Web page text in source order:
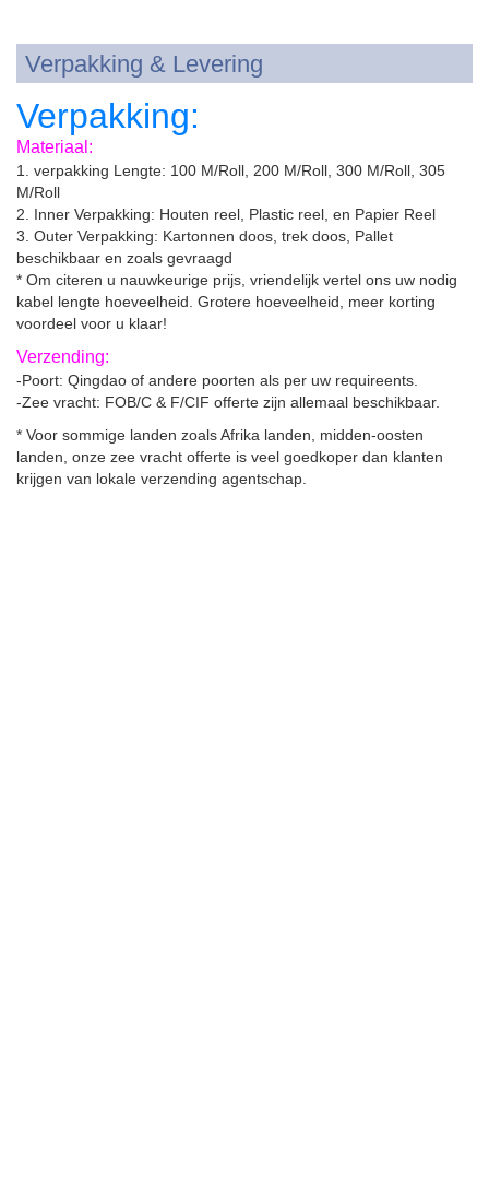
Verpakking & Levering
Verpakking:
Materiaal:
1. verpakking Lengte: 100 M/Roll, 200 M/Roll, 300 M/Roll, 305
M/Roll
2. Inner Verpakking: Houten reel, Plastic reel, en Papier Reel
3. Outer Verpakking: Kartonnen doos, trek doos, Pallet
beschikbaar en zoals gevraagd
* Om citeren u nauwkeurige prijs, vriendelijk vertel ons uw nodig
kabel lengte hoeveelheid. Grotere hoeveelheid, meer korting
voordeel voor u klaar!
Verzending:
-Poort: Qingdao of andere poorten als per uw requireents.
-Zee vracht: FOB/C & F/CIF offerte zijn allemaal beschikbaar.
* Voor sommige landen zoals Afrika landen, midden-oosten
landen, onze zee vracht offerte is veel goedkoper dan klanten
krijgen van lokale verzending agentschap.